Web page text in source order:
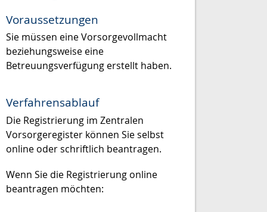
Voraussetzungen
Sie müssen eine Vorsorgevollmacht
beziehungsweise eine
Betreuungsverfügung erstellt haben.
Verfahrensablauf
Die Registrierung im Zentralen
Vorsorgeregister können Sie selbst
online oder schriftlich beantragen.
Wenn Sie die Registrierung online
beantragen möchten: